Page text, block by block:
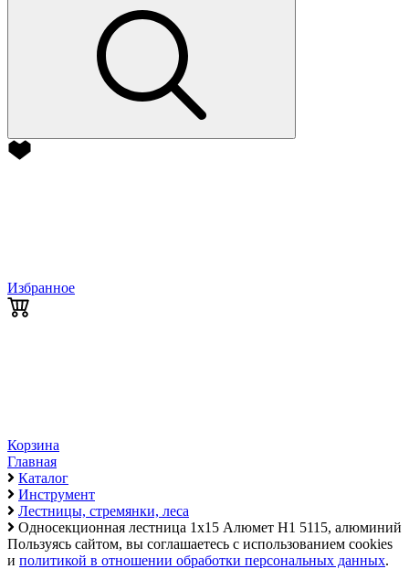
Избранное
Корзина
Главная
Каталог
Инструмент
Лестницы, стремянки, леса
Односекционная лестница 1х15 Алюмет H1 5115, алюминий
Пользуясь сайтом, вы соглашаетесь с использованием cookies
и политикой в отношении обработки персональных данных.